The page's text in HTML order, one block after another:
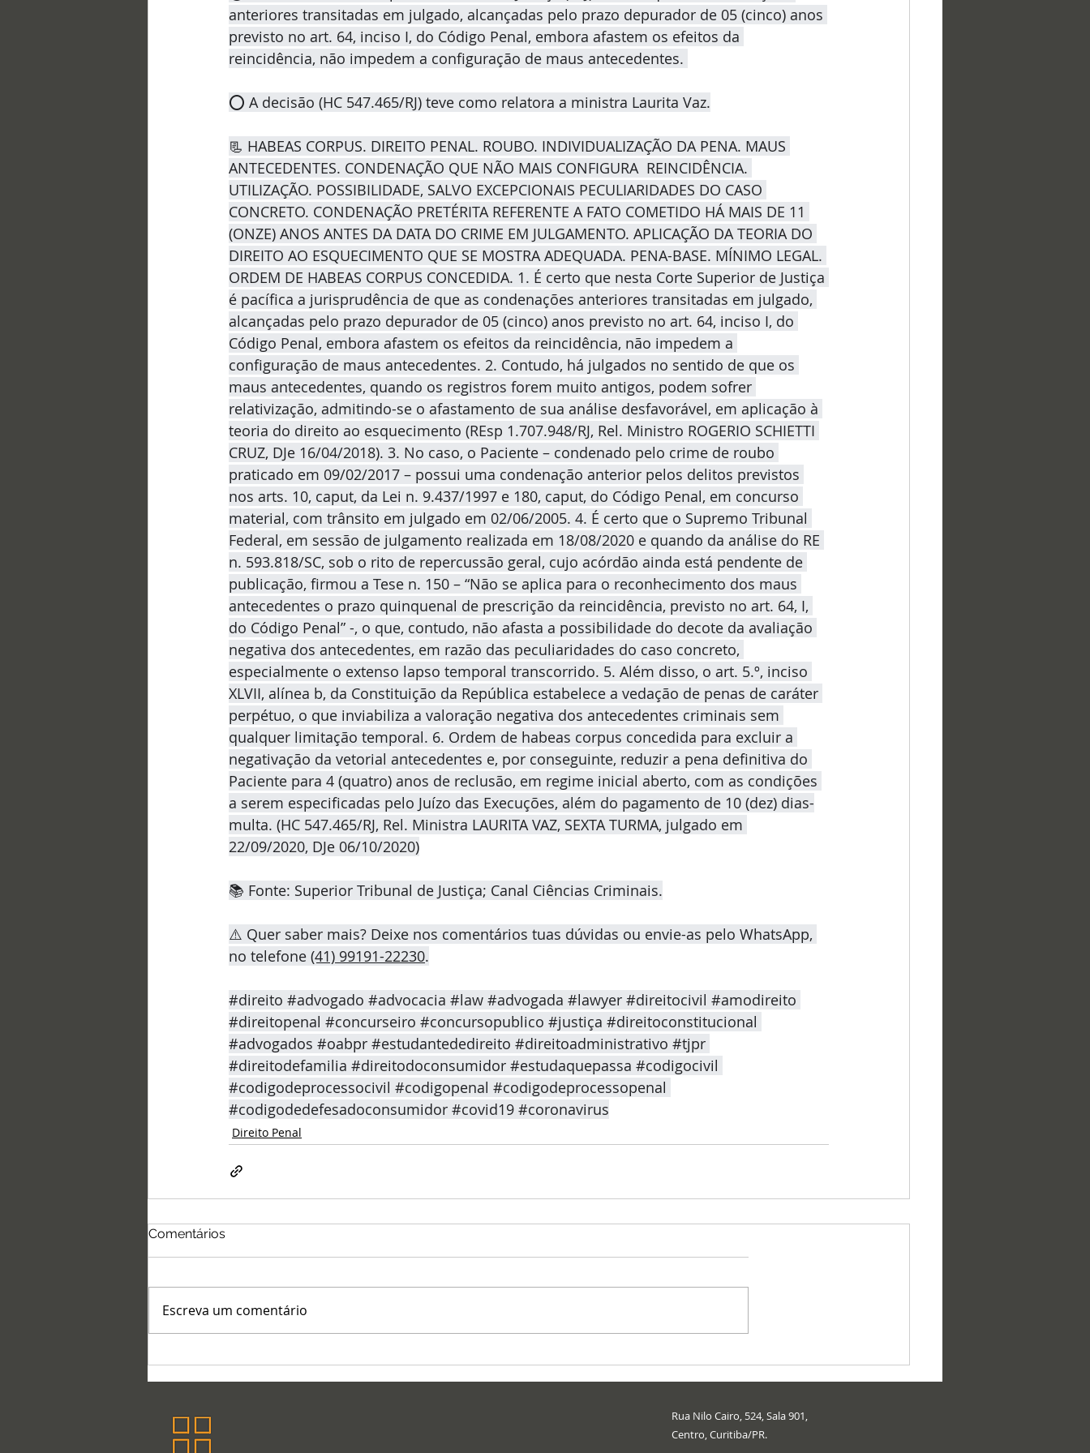
anteriores transitadas em julgado, alcançadas pelo prazo depurador de 05 (cinco) anos
previsto no art. 64, inciso I, do Código Penal, embora afastem os efeitos da
reincidência, não impedem a configuração de maus antecedentes.
⭕ A decisão (HC 547.465/RJ) teve como relatora a ministra Laurita Vaz.
📃 HABEAS CORPUS. DIREITO PENAL. ROUBO. INDIVIDUALIZAÇÃO DA PENA. MAUS
ANTECEDENTES. CONDENAÇÃO QUE NÃO MAIS CONFIGURA  REINCIDÊNCIA.
UTILIZAÇÃO. POSSIBILIDADE, SALVO EXCEPCIONAIS PECULIARIDADES DO CASO
CONCRETO. CONDENAÇÃO PRETÉRITA REFERENTE A FATO COMETIDO HÁ MAIS DE 11
(ONZE) ANOS ANTES DA DATA DO CRIME EM JULGAMENTO. APLICAÇÃO DA TEORIA DO
DIREITO AO ESQUECIMENTO QUE SE MOSTRA ADEQUADA. PENA-BASE. MÍNIMO LEGAL.
ORDEM DE HABEAS CORPUS CONCEDIDA. 1. É certo que nesta Corte Superior de Justiça
é pacífica a jurisprudência de que as condenações anteriores transitadas em julgado,
alcançadas pelo prazo depurador de 05 (cinco) anos previsto no art. 64, inciso I, do
Código Penal, embora afastem os efeitos da reincidência, não impedem a
configuração de maus antecedentes. 2. Contudo, há julgados no sentido de que os
maus antecedentes, quando os registros forem muito antigos, podem sofrer
relativização, admitindo-se o afastamento de sua análise desfavorável, em aplicação à
teoria do direito ao esquecimento (REsp 1.707.948/RJ, Rel. Ministro ROGERIO SCHIETTI
CRUZ, DJe 16/04/2018). 3. No caso, o Paciente – condenado pelo crime de roubo
praticado em 09/02/2017 – possui uma condenação anterior pelos delitos previstos
nos arts. 10, caput, da Lei n. 9.437/1997 e 180, caput, do Código Penal, em concurso
material, com trânsito em julgado em 02/06/2005. 4. É certo que o Supremo Tribunal
Federal, em sessão de julgamento realizada em 18/08/2020 e quando da análise do RE
n. 593.818/SC, sob o rito de repercussão geral, cujo acórdão ainda está pendente de
publicação, firmou a Tese n. 150 – “Não se aplica para o reconhecimento dos maus
antecedentes o prazo quinquenal de prescrição da reincidência, previsto no art. 64, I,
do Código Penal” -, o que, contudo, não afasta a possibilidade do decote da avaliação
negativa dos antecedentes, em razão das peculiaridades do caso concreto,
especialmente o extenso lapso temporal transcorrido. 5. Além disso, o art. 5.º, inciso
XLVII, alínea b, da Constituição da República estabelece a vedação de penas de caráter
perpétuo, o que inviabiliza a valoração negativa dos antecedentes criminais sem
qualquer limitação temporal. 6. Ordem de habeas corpus concedida para excluir a
negativação da vetorial antecedentes e, por conseguinte, reduzir a pena definitiva do
Paciente para 4 (quatro) anos de reclusão, em regime inicial aberto, com as condições
a serem especificadas pelo Juízo das Execuções, além do pagamento de 10 (dez) dias-
multa. (HC 547.465/RJ, Rel. Ministra LAURITA VAZ, SEXTA TURMA, julgado em
22/09/2020, DJe 06/10/2020)
📚 Fonte: Superior Tribunal de Justiça; Canal Ciências Criminais.
⚠️ Quer saber mais? Deixe nos comentários tuas dúvidas ou envie-as pelo WhatsApp,
no telefone (41) 99191-22230.
#direito #advogado #advocacia #law #advogada #lawyer #direitocivil #amodireito
#direitopenal #concurseiro #concursopublico #justiça #direitoconstitucional
#advogados #oabpr #estudantededireito #direitoadministrativo #tjpr
#direitodefamilia #direitodoconsumidor #estudaquepassa #codigocivil
#codigodeprocessocivil #codigopenal #codigodeprocessopenal
#codigodedefesadoconsumidor #covid19 #coronavirus
Direito Penal
Comentários
Escreva um comentário
Rua Nilo Cairo, 524, Sala 901,
Centro, Curitiba/PR.